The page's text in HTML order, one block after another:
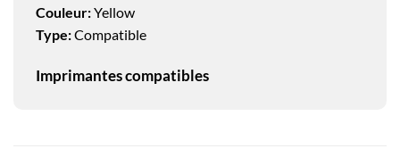
Couleur:Yellow
Type:Compatible
Imprimantes compatibles